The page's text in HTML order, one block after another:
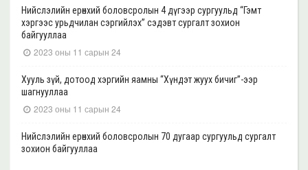
Нийслэлийн ерөнхий боловсролын 4 дүгээр сургуульд “Гэмт
хэргээс урьдчилан сэргийлэх” сэдэвт сургалт зохион
байгууллаа
2023 оны 11 сарын 24
Хууль зүй, дотоод хэргийн яамны “Хүндэт жуух бичиг”-ээр
шагнууллаа
2023 оны 11 сарын 24
Нийслэлийн ерөнхий боловсролын 70 дугаар сургуульд сургалт
зохион байгууллаа